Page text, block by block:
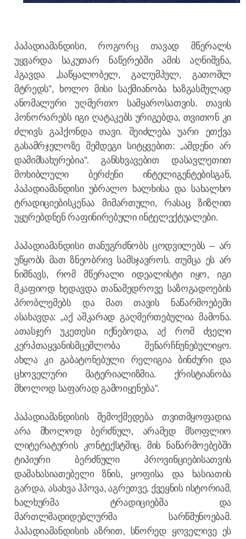
პაპადიამანდისი, როგორც თავად მწერალს
უყვარდა საკუთარ ნაწერებში ამის აღნიშვნა,
ჰგავდა „საწყალობელ, გალუმპულ, გათოშლ
მტრედს“, ხოლო მისი საქმიანობა ხაზგასმულად
ანომალური უღმერთო სამყაროსათვის. თავის
ჰონორარებს იგი ღატაკებს ურიგებდა, თვითონ კი
ძლივს გაჰქონდა თავი. შეიძლება უარი ეთქვა
გასამრჯელოზე შემდეგი სიტყვებით: „ამდენი არ
დამიმსახურებია“. განსხვავებით დასავლეთით
მოხიბლული ბერძენი ინტელიგენტებისგან,
პაპადიამანდისი უბრალო ხალხისა და სახალხო
ტრადიციებისკენაა მიმართული, რასაც ზიზღით
უყურებდნენ რაფინირებული ინტელექტუალები.
პაპადიამანდისი თანუგრძნობს ცოდვილებს – არ
უწყობს მათ ზნეობრივ სამსჯავროს. თუმცა ეს არ
ნიშნავს, რომ მწერალი იდეალისტი იყო, იგი
მკაფიოდ ხედავდა თანამედროვე საზოგადოების
პრობლემებს და მათ თავის ნაწარმოებეში
ასახავდა: „აქ აშკარად გაღმერთებულია მამონა.
ათასჯერ უკეთესი იქნებოდა, აქ რომ ძველი
კერპთაყვანისმცემლობა შენარჩნუნებულიყო.
ახლა კი გაბატონებული რელიგია ბინძური და
ცხოველური მატერიალიზმია. ქრისტიანობა
მხოლოდ საფარად გამოიყენება“.
პაპადიამანდისის შემოქმედება თვითმყოფადია
არა მხოლოდ ბერძნულ, არამედ მსოფლიო
ლიტერატურის კონტექსტშიც. მის ნაწარმოებებში
ტიპიური ბერძნული პროვინციებისათვის
დამახასიათებელი ზნის, ყოფისა და ხასიათის
გარდა, ასახვა ჰპოვა, აგრეთვე, ქვეყნის ისტორიამ,
ხალხურმა ტრადიციებმა და
მართლმადიდებლურმა სარწმუნოებამ.
პაპადიამანდისის აზრით, სწორედ ყოველივე ეს